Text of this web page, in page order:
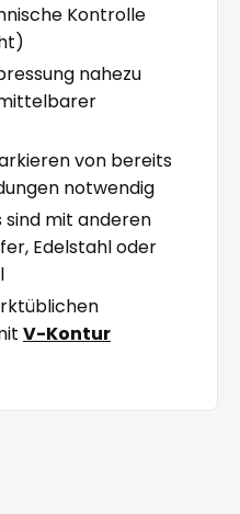
Kontrolle
nahezu
von bereits
notwendig
sind mit anderen
Edelstahl oder
V-Kontur